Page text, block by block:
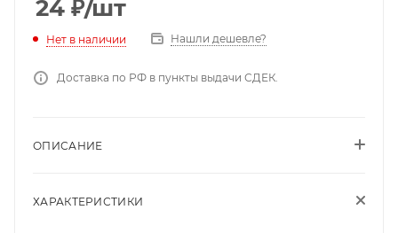
24 ₽/шт
Нет в наличии Нашли дешевле?
Доставка по РФ в пункты выдачи СДЕК.
ОПИСАНИЕ
ХАРАКТЕРИСТИКИ